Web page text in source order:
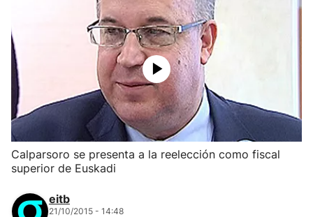
Calparsoro se presenta a la reelección como fiscal
superior de Euskadi
eitb
21/10/2015 - 14:48